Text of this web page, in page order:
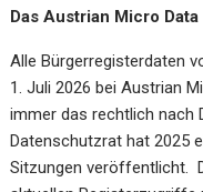
Das Austrian Micro
Alle Bürgerregisterdaten
1. Juli 2026 bei Austrian
immer das rechtlich nach
Datenschutzrat hat 2025
Sitzungen veröffentlicht.